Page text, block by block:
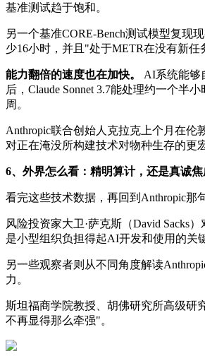
基准测试趋于饱和。
另一个基准CORE-Bench测试模型复现
少16小时，并且"处于METR在没有新任
能力翻倍的速度也在加快。
AI系统能够
后，Claude Sonnet 3.7能处理约一个半
周。
Anthropic联合创始人克拉克上个月在
对正在淹没所构建技术对物种生存的更
6、外界怎么看：精明算计，还是真诚焦
看完这些技术数据，再回到Anthropic那
风险投资家大卫·萨克斯（David Sacks
是小型组织负担得起AI开发和使用的关
另一些观察者则从不同角度解读
力。
斯坦福商学院教授、胡佛研究所高级研
不再显得那么牵强"。